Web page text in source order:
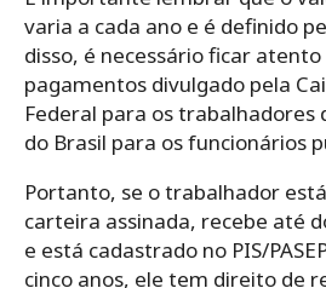
varia a cada ano e é definido
disso, é necessário ficar
pagamentos divulgado pela
Federal para os trabalhadores
do Brasil para os funcionários
Portanto, se o trabalhador
carteira assinada, recebe até
e está cadastrado no PIS/
cinco anos, ele tem direito de